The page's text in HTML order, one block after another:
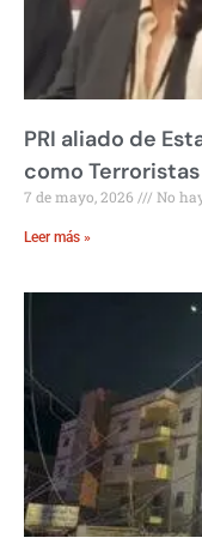
PRI aliado de
como Terroristas
7 de mayo, 2026 No
Leer más »